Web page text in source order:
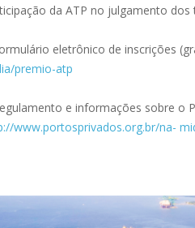
da ATP no julgamento dos
eletrônico de inscrições
premio-atp
e informações sobre o
www.portosprivados.org.br/na-